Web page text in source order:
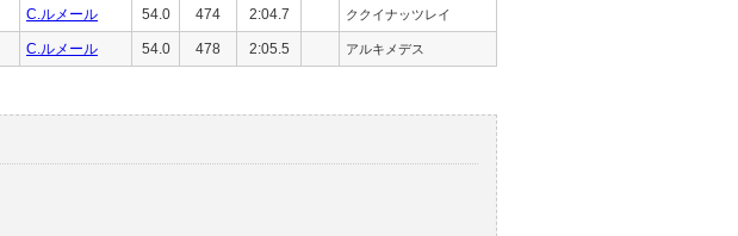
C.ルメール 54.0 474 2:04.7 ククイナッツレイ
C.ルメール 54.0 478 2:05.5 アルキメデス